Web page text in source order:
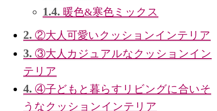
1.4. 暖色&寒色ミックス
2. ②大人可愛いクッションインテリア
3. ③大人カジュアルなクッションイン
テリア
4. ④子どもと暮らすリビングに合いそ
うなクッションインテリア